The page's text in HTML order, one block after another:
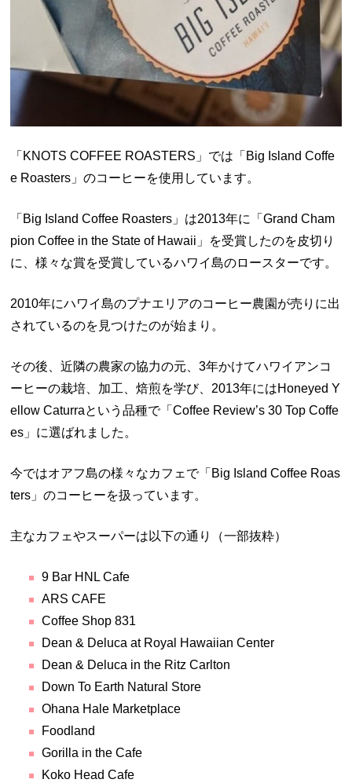
「KNOTS COFFEE ROASTERS」では「Big Island Coffe
e Roasters」のコーヒーを使用しています。
「Big Island Coffee Roasters」は2013年に「Grand Cham
pion Coffee in the State of Hawaii」を受賞したのを皮切り
に、様々な賞を受賞しているハワイ島のロースターです。
2010年にハワイ島のプナエリアのコーヒー農園が売りに出
されているのを見つけたのが始まり。
その後、近隣の農家の協力の元、3年かけてハワイアンコ
ーヒーの栽培、加工、焙煎を学び、2013年にはHoneyed Y
ellow Caturraという品種で「Coffee Review’s 30 Top Coffe
es」に選ばれました。
今ではオアフ島の様々なカフェで「Big Island Coffee Roas
ters」のコーヒーを扱っています。
主なカフェやスーパーは以下の通り（一部抜粋）
9 Bar HNL Cafe
ARS CAFE
Coffee Shop 831
Dean & Deluca at Royal Hawaiian Center
Dean & Deluca in the Ritz Carlton
Down To Earth Natural Store
Ohana Hale Marketplace
Foodland
Gorilla in the Cafe
Koko Head Cafe